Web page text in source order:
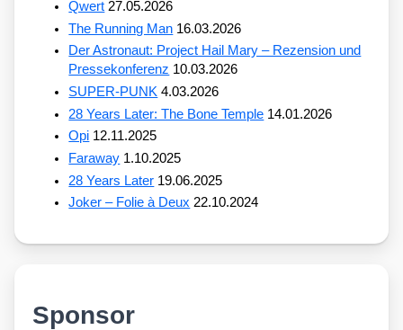
Qwert 27.05.2026
The Running Man 16.03.2026
Der Astronaut: Project Hail Mary – Rezension und
Pressekonferenz 10.03.2026
SUPER-PUNK 4.03.2026
28 Years Later: The Bone Temple 14.01.2026
Opi 12.11.2025
Faraway 1.10.2025
28 Years Later 19.06.2025
Joker – Folie à Deux 22.10.2024
Sponsor